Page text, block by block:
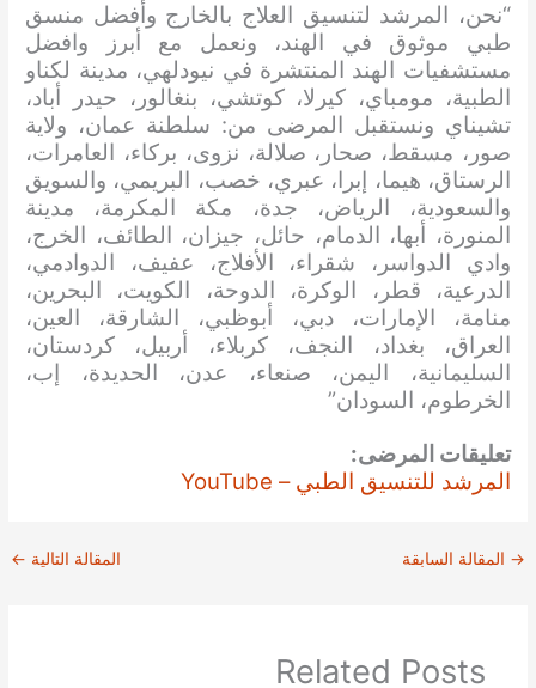
“نحن، المرشد لتنسيق العلاج بالخارج وأفضل منسق
طبي موثوق في الهند، ونعمل مع أبرز وافضل
مستشفيات الهند المنتشرة في نيودلهي، مدينة لكناو
الطبية، مومباي، كيرلا، كوتشي، بنغالور، حيدر أباد،
تشيناي ونستقبل المرضى من: سلطنة عمان، ولاية
صور، مسقط، صحار، صلالة، نزوى، بركاء، العامرات،
الرستاق، هيما، إبرا، عبري، خصب، البريمي، والسويق
والسعودية، الرياض، جدة، مكة المكرمة، مدينة
المنورة، أبها، الدمام، حائل، جيزان، الطائف، الخرج،
وادي الدواسر، شقراء، الأفلاج، عفيف، الدوادمي،
الدرعية، قطر، الوكرة، الدوحة، الكويت، البحرين،
منامة، الإمارات، دبي، أبوظبي، الشارقة، العين،
العراق، بغداد، النجف، كربلاء، أربيل، كردستان،
السليمانية، اليمن، صنعاء، عدن، الحديدة، إب،
الخرطوم، السودان”
تعليقات المرضى:
المرشد للتنسيق الطبي – YouTube
→ المقالة السابقة المقالة التالية ←
Related Posts